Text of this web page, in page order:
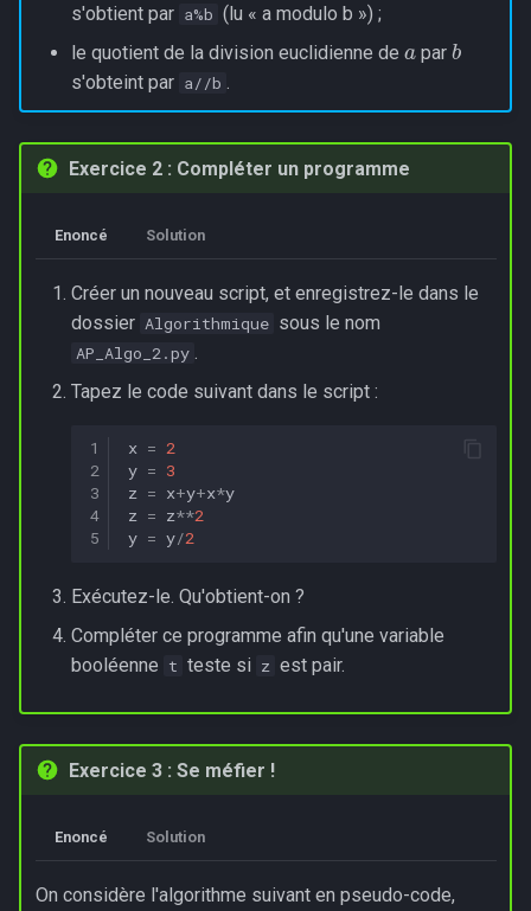
s'obtient par a%b (lu « a modulo b ») ;
le quotient de la division euclidienne de
par
s'obteint par a//b
Exercice 2 : Compléter un programme
Enoncé Solution
Créer un nouveau script, et enregistrez-le dans le
dossier Algorithmique sous le nom
AP_Algo_2.py
Tapez le code suivant dans le script :
1
2
3
4
5
x = 2
y = 3
z = x+y+x*y
z = z**2
y = y/2
Exécutez-le. Qu'obtient-on ?
Compléter ce programme afin qu'une variable
booléenne t teste si z est pair.
Exercice 3 : Se méfier !
Enoncé Solution
On considère l'algorithme suivant en pseudo-code,